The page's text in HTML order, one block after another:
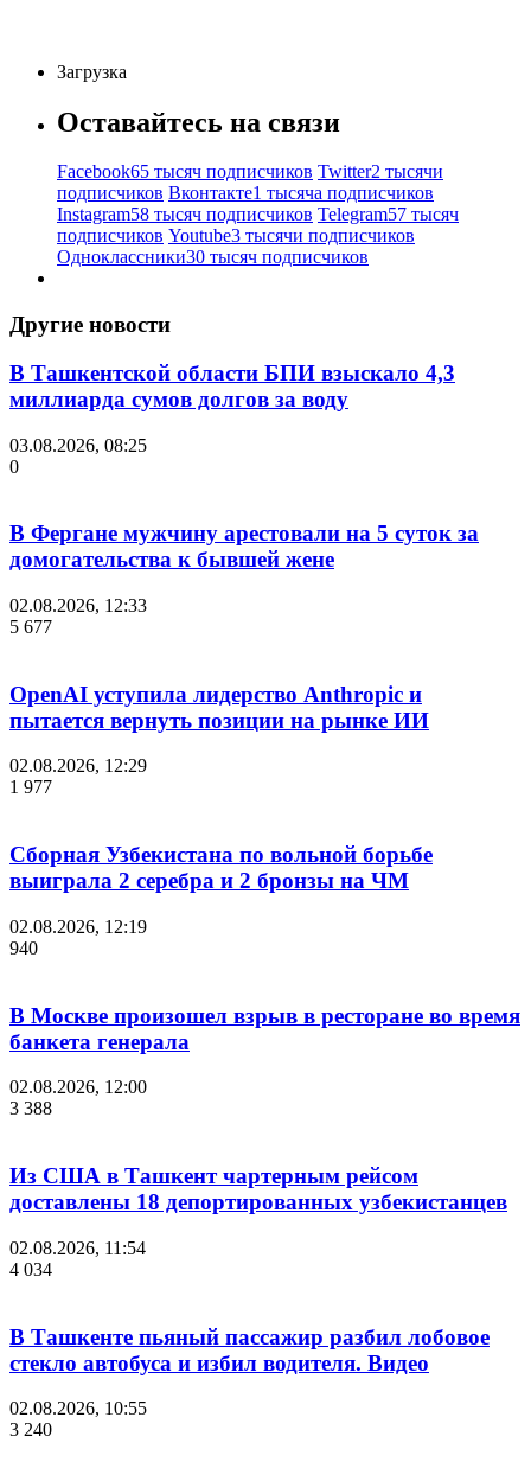
Загрузка
Оставайтесь на связи
Facebook65 тысяч подписчиков Twitter2 тысячи
подписчиков Вконтакте1 тысяча подписчиков
Instagram58 тысяч подписчиков Telegram57 тысяч
подписчиков Youtube3 тысячи подписчиков
Одноклассники30 тысяч подписчиков
Другие новости
В Ташкентской области БПИ взыскало 4,3
миллиарда сумов долгов за воду
03.08.2026, 08:25
0
В Фергане мужчину арестовали на 5 суток за
домогательства к бывшей жене
02.08.2026, 12:33
5 677
OpenAI уступила лидерство Anthropic и
пытается вернуть позиции на рынке ИИ
02.08.2026, 12:29
1 977
Сборная Узбекистана по вольной борьбе
выиграла 2 серебра и 2 бронзы на ЧМ
02.08.2026, 12:19
940
В Москве произошел взрыв в ресторане во время
банкета генерала
02.08.2026, 12:00
3 388
Из США в Ташкент чартерным рейсом
доставлены 18 депортированных узбекистанцев
02.08.2026, 11:54
4 034
В Ташкенте пьяный пассажир разбил лобовое
стекло автобуса и избил водителя. Видео
02.08.2026, 10:55
3 240